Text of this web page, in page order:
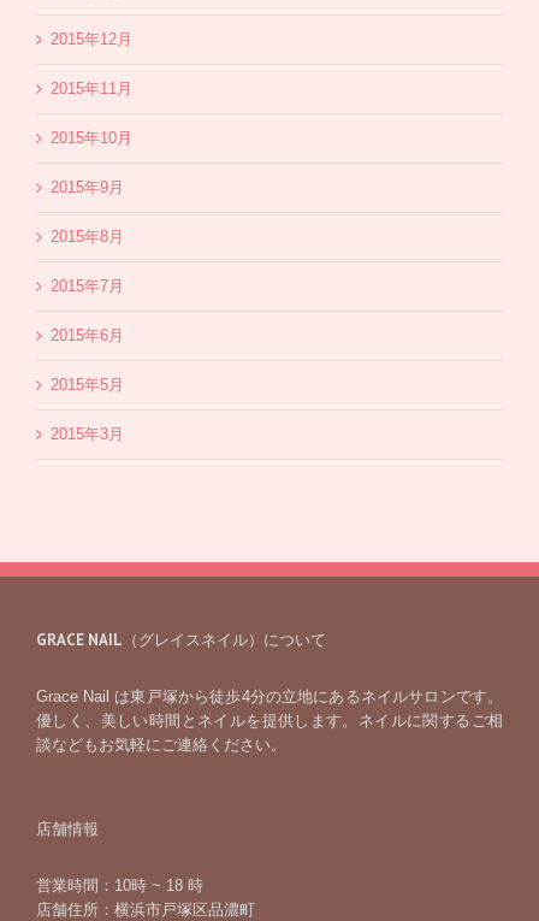
2015年12月
2015年11月
2015年10月
2015年9月
2015年8月
2015年7月
2015年6月
2015年5月
2015年3月
GRACE NAIL（グレイスネイル）について
Grace Nail は東戸塚から徒歩4分の立地にあるネイルサロンです。
優しく、美しい時間とネイルを提供します。ネイルに関するご相
談などもお気軽にご連絡ください。
店舗情報
営業時間：10時 ~ 18 時
店舗住所：横浜市戸塚区品濃町